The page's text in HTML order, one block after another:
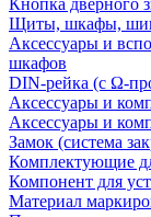
Кнопка дверного
Щиты, шкафы,
Аксессуары и
шкафов
DIN-рейка (с Ω-
Аксессуары и
Аксессуары и
Замок (система
Комплектующие
Компонент для
Материал